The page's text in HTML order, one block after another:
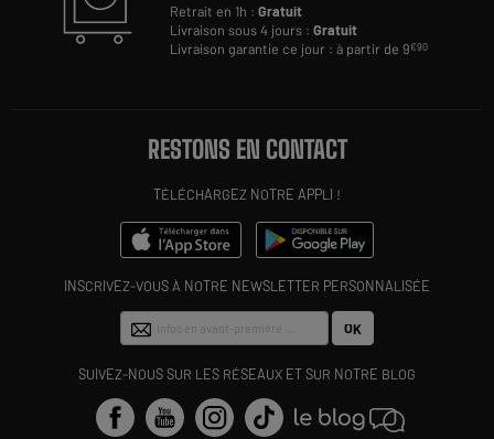
Retrait en 1h :Gratuit
Livraison sous 4 jours :Gratuit
Livraison garantie ce jour : à partir de 9€90
RESTONS EN CONTACT
TÉLÉCHARGEZ NOTRE APPLI !
INSCRIVEZ-VOUS À NOTRE NEWSLETTER PERSONNALISÉE
OK
SUIVEZ-NOUS SUR LES RÉSEAUX ET SUR NOTRE BLOG